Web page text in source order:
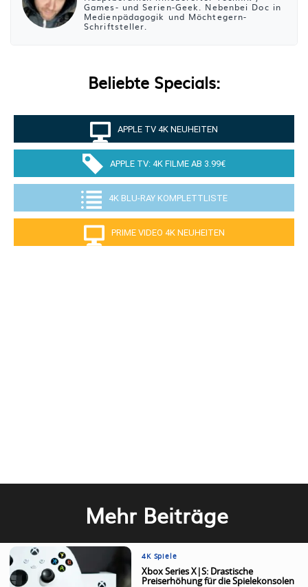
Games- und Serien-Geek. Nebenbei Doc in
Medienpädagogik und Möchtegern-
Schriftsteller.
Beliebte Specials:
APPLE TV 4K NEUHEITEN
APPLE TV: 4K FILME AB 3.99€
4K BLU-RAY KOMPLETTLISTE
PRIME VIDEO 4K NEUHEITEN
Mehr Beiträge
4K Spiele
Xbox Series X|S: Drastische
Preiserhöhung für die Spielekonsolen